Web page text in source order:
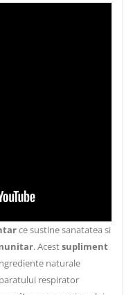
ce sustine sanatatea si
. Acestsupliment
naturale
respirator